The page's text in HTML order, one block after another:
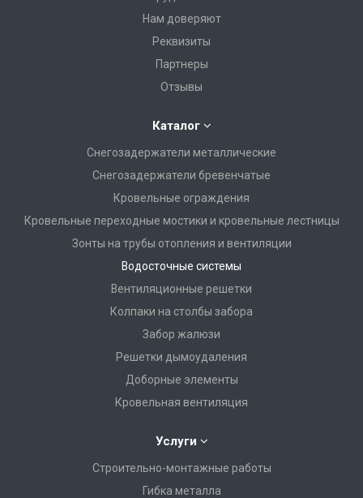
Нам доверяют
Реквизиты
Партнеры
Отзывы
Каталог
Снегозадержатели металлические
Снегозадержатели бревенчатые
Кровельные ограждения
Кровельные переходные мостики и кровельные лестницы
Зонты на трубы отопления и вентиляции
Водосточные системы
Вентиляционные решетки
Колпаки на столбы забора
Забор жалюзи
Решетки дымоудаления
Доборные элементы
Кровельная вентиляция
Услуги
Строительно-монтажные работы
Гибка металла